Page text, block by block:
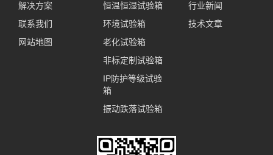
解决方案
联系我们
网站地图
恒温恒湿试验箱
环境试验箱
老化试验箱
非标定制试验箱
IP防护等级试验
箱
振动跌落试验箱
行业新闻
技术文章